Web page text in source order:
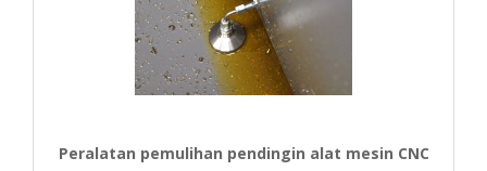
Peralatan pemulihan pendingin alat mesin CNC